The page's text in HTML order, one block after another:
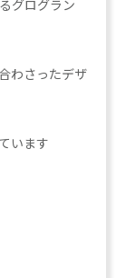
グログラン
わさったデザ
います